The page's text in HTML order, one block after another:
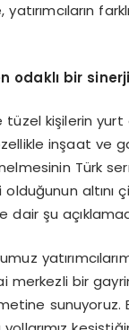
odaklı bir
kişilerin yurt
inşaat ve
Türk
olduğunun
dair şu
merkezli bir